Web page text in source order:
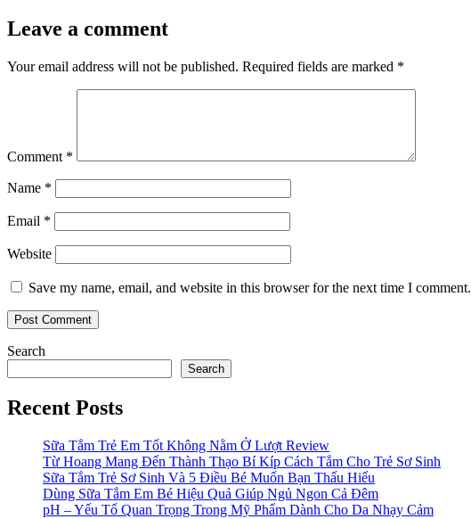
Leave a comment
Your email address will not be published. Required fields are marked *
Comment *
Name *
Email *
Website
Save my name, email, and website in this browser for the next time I comment.
Search
Search
Recent Posts
Sữa Tắm Trẻ Em Tốt Không Nằm Ở Lượt Review
Từ Hoang Mang Đến Thành Thạo Bí Kíp Cách Tắm Cho Trẻ Sơ Sinh
Sữa Tắm Trẻ Sơ Sinh Và 5 Điều Bé Muốn Bạn Thấu Hiểu
Dùng Sữa Tắm Em Bé Hiệu Quả Giúp Ngủ Ngon Cả Đêm
pH – Yếu Tố Quan Trọng Trong Mỹ Phẩm Dành Cho Da Nhạy Cảm